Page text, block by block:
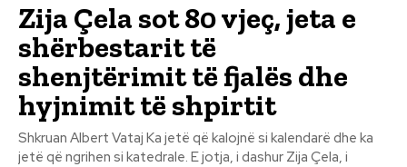
Zija Çela sot 80 vjeç, jeta e
shërbestarit të
shenjtërimit të fjalës dhe
hyjnimit të shpirtit
Shkruan Albert Vataj Ka jetë që kalojnë si kalendarë dhe ka
jetë që ngrihen si katedrale. E jotja, i dashur Zija Çela, i